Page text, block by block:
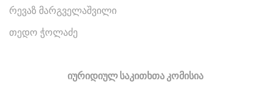
რევაზ მარგველაშვილი
თედო ჭოლაძე
იურიდიულ საკითხთა კომისია